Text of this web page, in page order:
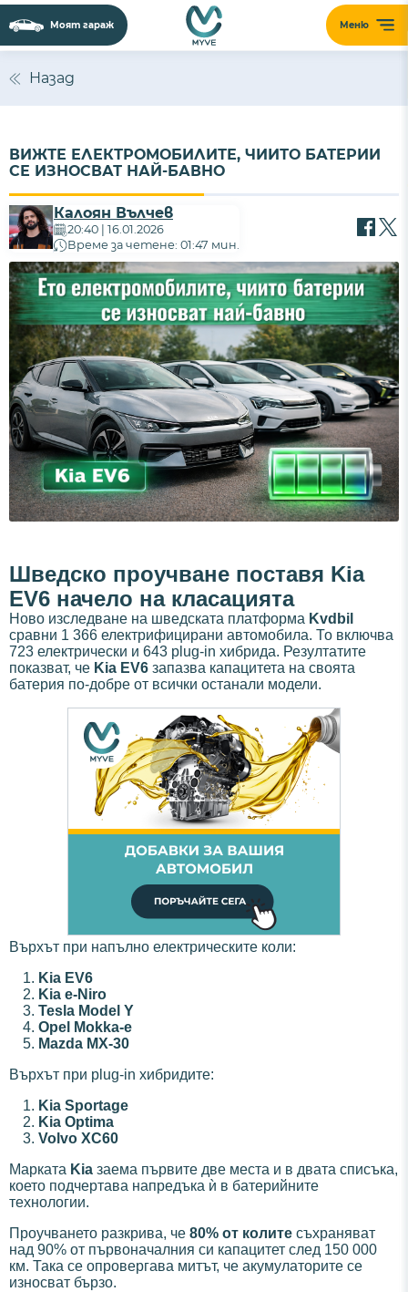
Меню
Моят гараж
Назад
ВИЖТЕ ЕЛЕКТРОМОБИЛИТЕ, ЧИИТО БАТЕРИИ
СЕ ИЗНОСВАТ НАЙ-БАВНО
Калоян Вълчев
20:40 | 16.01.2026
Време за четене: 01:47 мин.
Шведско проучване поставя Kia
EV6 начело на класацията
Ново изследване на шведската платформа Kvdbil
сравни 1 366 електрифицирани автомобила. То включва
723 електрически и 643 plug-in хибридa. Резултатите
показват, че Kia EV6 запазва капацитета на своята
батерия по-добре от всички останали модели.
Върхът при напълно електрическите коли:
Kia EV6
Kia e-Niro
Tesla Model Y
Opel Mokka-e
Mazda MX-30
Върхът при plug-in хибридите:
Kia Sportage
Kia Optima
Volvo XC60
Марката Kia заема първите две места и в двата списъка,
което подчертава напредъка ѝ в батерийните
технологии.
Проучването разкрива, че 80% от колите съхраняват
над 90% от първоначалния си капацитет след 150 000
км. Така се опровергава митът, че акумулаторите се
износват бързо.